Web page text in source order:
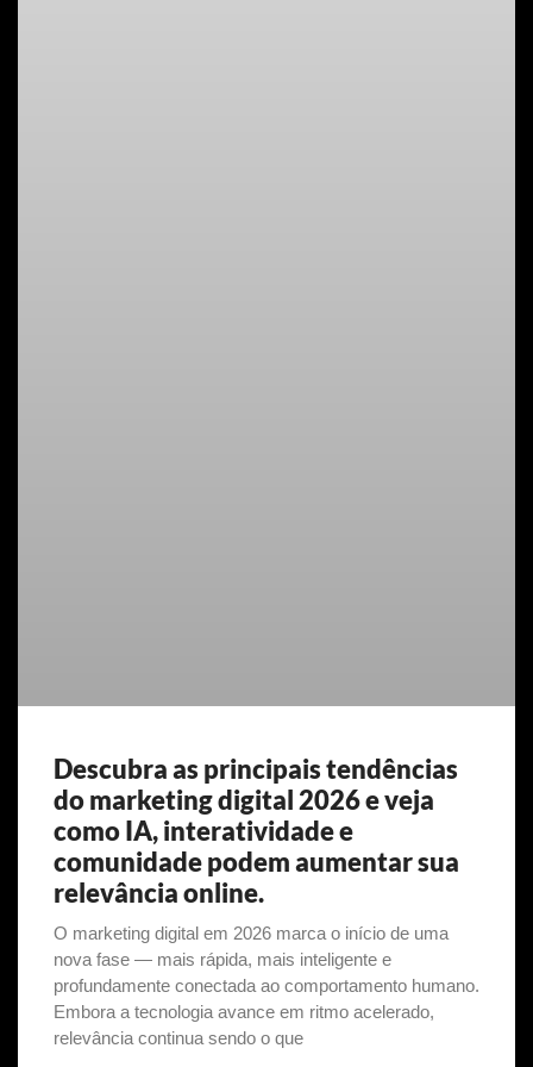
Descubra as principais tendências
do marketing digital 2026 e veja
como IA, interatividade e
comunidade podem aumentar sua
relevância online.
O marketing digital em 2026 marca o início de uma
nova fase — mais rápida, mais inteligente e
profundamente conectada ao comportamento humano.
Embora a tecnologia avance em ritmo acelerado,
relevância continua sendo o que